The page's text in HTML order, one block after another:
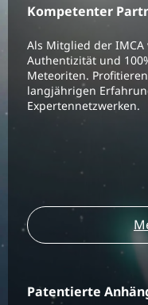
Kompetenter
Als Mitglied der
Authentizität und
Meteoriten.
langjährigen
Expertennetzwerken.
Patentierte